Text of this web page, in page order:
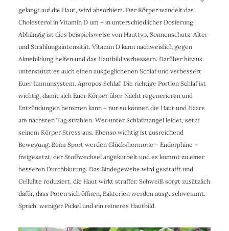
gelangt auf die Haut, wird absorbiert. Der Körper wandelt das
Cholesterol in Vitamin D um – in unterschiedlicher Dosierung.
Abhängig ist dies beispielsweise von Hauttyp, Sonnenschutz, Alter
und Strahlungsintensität. Vitamin D kann nachweislich gegen
Aknebildung helfen und das Hautbild verbessern. Darüber hinaus
unterstützt es auch einen ausgeglichenen Schlaf und verbessert
Euer Immunsystem. Apropos Schlaf: Die richtige Portion Schlaf ist
wichtig, damit sich Euer Körper über Nacht regenerieren und
Entzündungen hemmen kann – nur so können die Haut und Haare
am nächsten Tag strahlen. Wer unter Schlafmangel leidet, setzt
seinem Körper Stress aus. Ebenso wichtig ist ausreichend
Bewegung: Beim Sport werden Glückshormone – Endorphine –
freigesetzt, der Stoffwechsel angekurbelt und es kommt zu einer
besseren Durchblutung. Das Bindegewebe wird gestrafft und
Cellulite reduziert, die Haut wirkt straffer. Schweiß sorgt zusätzlich
dafür, dass Poren sich öffnen, Bakterien werden ausgeschwemmt.
Sprich: weniger Pickel und ein reineres Hautbild.